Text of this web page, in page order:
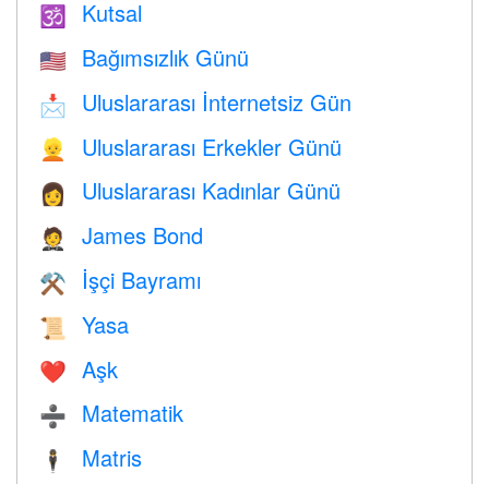
🕉 Kutsal
🇺🇸 Bağımsızlık Günü
📩 Uluslararası İnternetsiz Gün
👱 Uluslararası Erkekler Günü
👩 Uluslararası Kadınlar Günü
🤵 James Bond
⚒️ İşçi Bayramı
📜 Yasa
❤️️ Aşk
➗ Matematik
🕴️ Matris